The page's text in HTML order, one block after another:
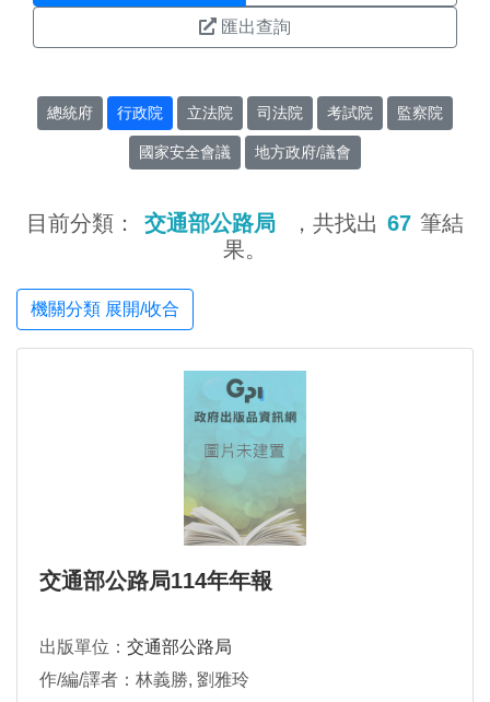
匯出查詢
總統府 行政院 立法院 司法院 考試院 監察院
國家安全會議 地方政府/議會
目前分類： 交通部公路局 ，共找出 67 筆結
果。
機關分類 展開/收合
交通部公路局114年年報
出版單位： 交通部公路局
作/編/譯者：林義勝, 劉雅玲